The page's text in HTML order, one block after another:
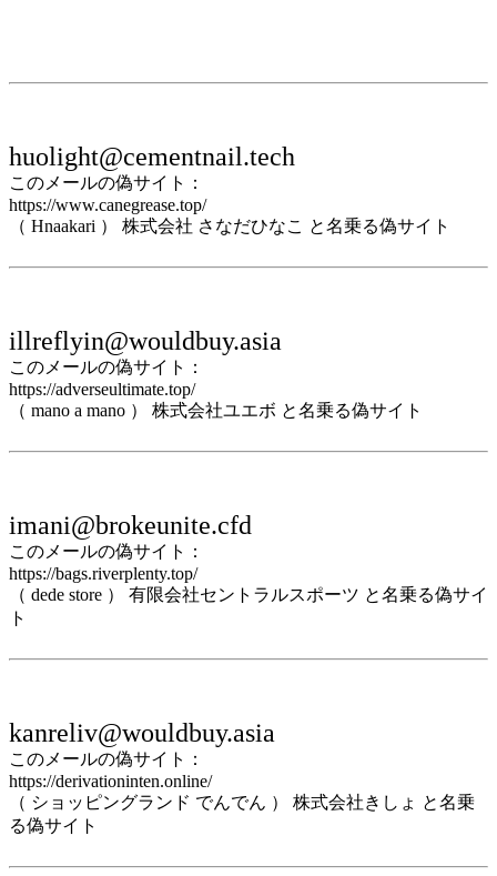
huolight@cementnail.tech
このメールの偽サイト：
https://www.canegrease.top/
（ Hnaakari ） 株式会社 さなだひなこ と名乗る偽サイト
illreflyin@wouldbuy.asia
このメールの偽サイト：
https://adverseultimate.top/
（ mano a mano ） 株式会社ユエボ と名乗る偽サイト
imani@brokeunite.cfd
このメールの偽サイト：
https://bags.riverplenty.top/
（ dede store ） 有限会社セントラルスポーツ と名乗る偽サイ
ト
kanreliv@wouldbuy.asia
このメールの偽サイト：
https://derivationinten.online/
（ ショッピングランド でんでん ） 株式会社きしょ と名乗
る偽サイト